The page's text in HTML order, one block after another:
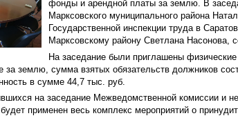
фонды и арендной платы за землю. В
Марксовского муниципального района
Государственной инспекции труда в
Марксовскому району Светлана Насонова,
На заседание были приглашены
за землю, сумма взятых обязательств должников
в сумме 44,7 тыс. руб.
на заседание Межведомственной комиссии
применен весь комплекс мероприятий о